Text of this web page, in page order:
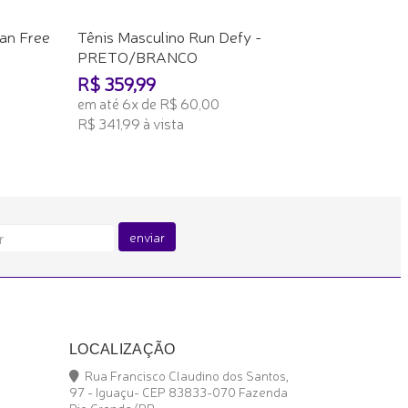
Free
Tênis Masculino Run Defy -
PRETO/BRANCO
R$ 359,99
em até 6x de R$ 60,00
R$ 341,99 à vista
enviar
LOCALIZAÇÃO
Rua Francisco Claudino dos Santos,
97 - Iguaçu- CEP 83833-070 Fazenda